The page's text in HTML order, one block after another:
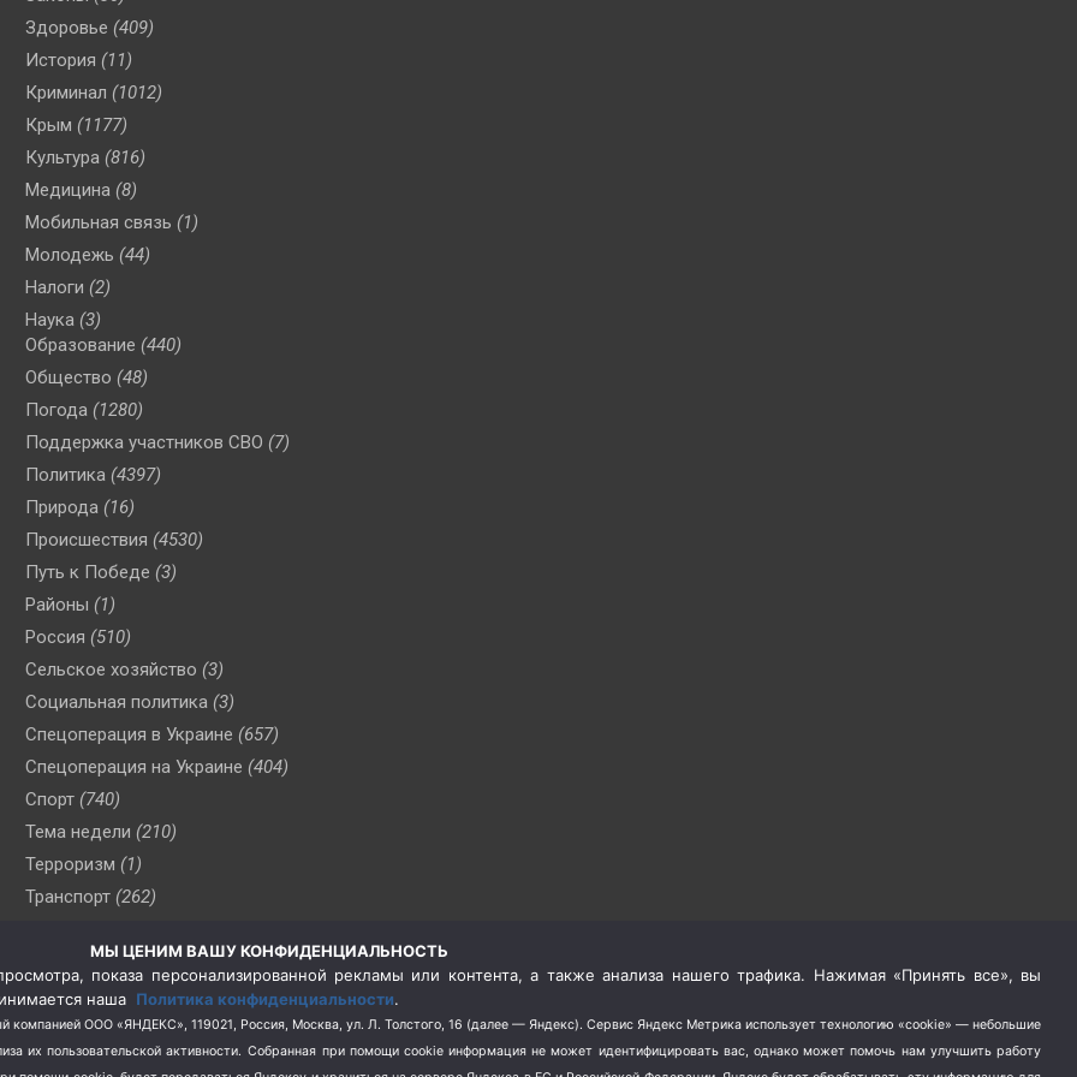
Здоровье (409)
История (11)
Криминал (1012)
Крым (1177)
Культура (816)
Медицина (8)
Мобильная связь (1)
Молодежь (44)
Налоги (2)
Наука (3)
Образование (440)
Общество (48)
Погода (1280)
Поддержка участников СВО (7)
Политика (4397)
Природа (16)
Происшествия (4530)
Путь к Победе (3)
Районы (1)
Россия (510)
Сельское хозяйство (3)
Социальная политика (3)
Спецоперация в Украине (657)
Спецоперация на Украине (404)
Спорт (740)
Тема недели (210)
Терроризм (1)
Транспорт (262)
(76)
Цены (2)
Школа и спорт (2)
Экология (8)
МЫ ЦЕНИМ ВАШУ КОНФИДЕНЦИАЛЬНОСТЬ
показа персонализированной рекламы или контента, а также анализа нашего трафика. Нажимая «Принять все», вы
наша Политика конфиденциальности.
компанией ООО «ЯНДЕКС», 119021, Россия, Москва, ул. Л. Толстого, 16 (далее — Яндекс). Сервис Яндекс Метрика использует технологию «cookie» — небольшие
их пользовательской активности. Собранная при помощи cookie информация не может идентифицировать вас, однако может помочь нам улучшить работу